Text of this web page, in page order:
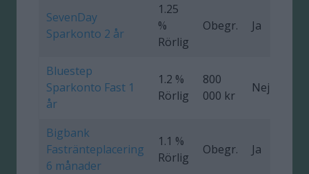
SevenDay
Sparkonto 2 år
1.25
%
Rörlig
Obegr. Ja
Bluestep
Sparkonto Fast 1
år
1.2 %
Rörlig
800
000 kr
Nej
Bigbank
Fastränteplacering
6 månader
1.1 %
Rörlig
Obegr. Ja